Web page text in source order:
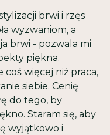
brwi i rzęs
wyzwaniom, a
brwi - pozwala mi
piękna.
coś więcej niż praca,
siebie. Cenię
do tego, by
Staram się, aby
wyjątkowo i